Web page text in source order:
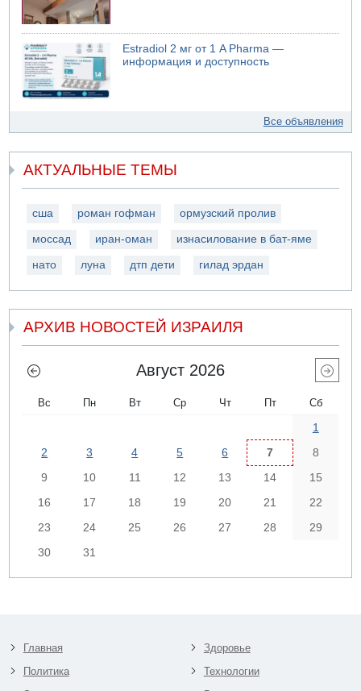
Estradiol 2 мг от 1 A Pharma —
информация и доступность
Все объявления
АКТУАЛЬНЫЕ ТЕМЫ
сша роман гофман ормузский пролив
моссад иран-оман изнасилование в бат-яме
нато луна дтп дети гилад эрдан
АРХИВ НОВОСТЕЙ ИЗРАИЛЯ
Август 2026
Вс Пн Вт Ср Чт Пт Сб
1
2
3 4 5 6 7
8
9
10 11 12 13 14
15
16
17 18 19 20 21
22
23
24 25 26 27 28
29
30
31
Главная
Политика
Здоровье
Технологии